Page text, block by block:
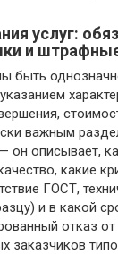
услуг:
и
быть
важным
он описывает,
какие
ГОСТ,
и в какой
отказ
заказчиков